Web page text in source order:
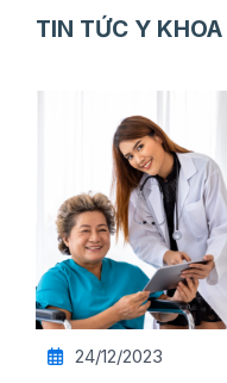
TIN TỨC Y KHOA
24/12/2023